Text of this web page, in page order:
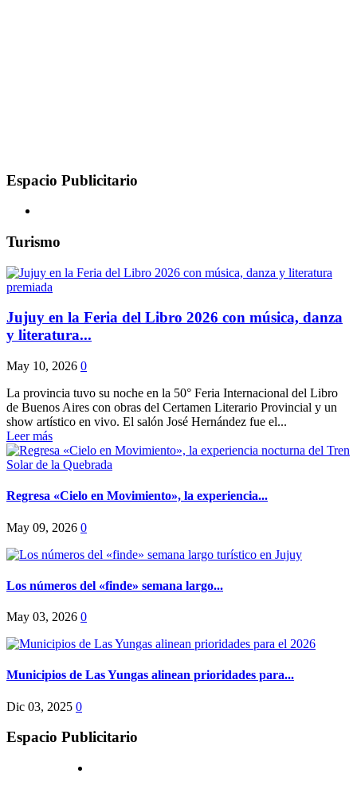
Espacio Publicitario
Turismo
Jujuy en la Feria del Libro 2026 con música, danza
y literatura...
May 10, 2026 0
La provincia tuvo su noche en la 50° Feria Internacional del Libro
de Buenos Aires con obras del Certamen Literario Provincial y un
show artístico en vivo. El salón José Hernández fue el...
Leer más
Regresa «Cielo en Movimiento», la experiencia...
May 09, 2026 0
Los números del «finde» semana largo...
May 03, 2026 0
Municipios de Las Yungas alinean prioridades para...
Dic 03, 2025 0
Espacio Publicitario